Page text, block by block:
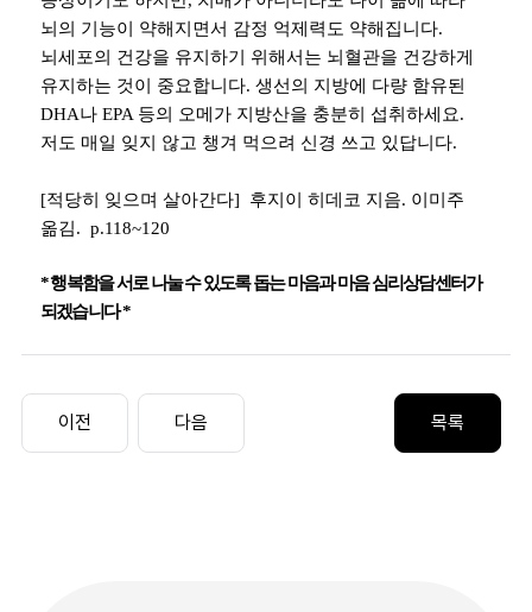
뇌의 기능이 약해지면서 감정 억제력도 약해집니다.
뇌세포의 건강을 유지하기 위해서는 뇌혈관을 건강하게
유지하는 것이 중요합니다. 생선의 지방에 다량 함유된
DHA나 EPA 등의 오메가 지방산을 충분히 섭취하세요.
저도 매일 잊지 않고 챙겨 먹으려 신경 쓰고 있답니다.
[적당히 잊으며 살아간다] 후지이 히데코 지음. 이미주
옮김. p.118~120
*행복함을 서로 나눌 수 있도록 돕는 마음과 마음 심리상담센터가
되겠습니다*